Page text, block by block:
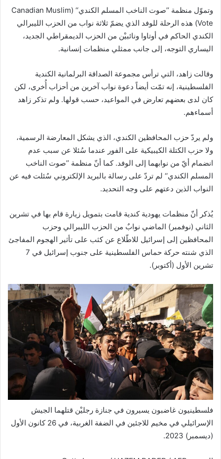
وتموّل منظمة ’’صوت الناخب المسلم الكندي‘‘ (Canadian Muslim
Vote) هذه الرحلة للوفد الذي يضمّ ثلاثة نواب من الحزب الليبرالي
الكندي الحاكم في أوتاوا ونائبيْن من الحزب الديمقراطي الجديد،
اليساري التوجه، إلى جانب ممثلي منظمات إنسانية.
وقالت زاهد، التي ترأس مجموعة الصداقة البرلمانية الكندية
الفلسطينية، إنه تمّت أيضاً دعوة نواب آخرين من أحزاب أُخرى، لكن
كان لدى بعضهم تعارض في المواعيد، حسب قولها. ولم تذكر زاهد
أسماءهم.
ولم يردّ حزب المحافظين الكندي، الذي يشكل المعارضة الرسمية،
ولا حزب الكتلة الكيبيكية على الفور عندما سُئلا عن سبب عدم
انضمام أيّ من نوابهما إلى الوفد. كما أنّ منظمة ’’صوت الناخب
المسلم الكندي‘‘ لم تردّ على رسالة بالبريد الإلكتروني سُئلت فيه عن
النواب الذين دعتهم على وجه التحديد.
يُذكر أنّ منظمات يهودية كندية قامت بتمويل زيارة قام بها في تشرين
الثاني (نوفمبر) الماضي نوابٌ من الحزب الليبرالي وحزب
المحافظين إلى إسرائيل للاطّلاع عن كثب على تأثير الهجوم المفاجئ
الذي شنته حركة حماس الفلسطينية على جنوب إسرائيل في 7
تشرين الأول (أكتوبر).
فلسطينيون غاضبون يسيرون في جنازة رجليْن قتلهما الجيش
الإسرائيلي في مخيم للاجئين في الضفة الغربية، في 26 كانون الأول
(ديسمبر) 2023.